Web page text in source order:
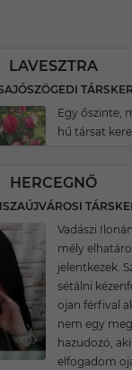
LAVESZTRA
Egy őszinte,
hű társat
HERCEGNŐ
Vadászi
mély
jelentkezek.
sétálni
ojan férfival
nem egy
hazudozó,
elfogadom